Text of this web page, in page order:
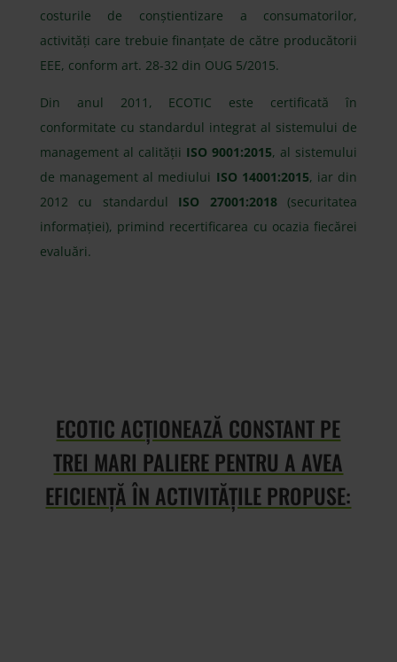
costurile de conștientizare a consumatorilor,
activități care trebuie finanțate de către producătorii
EEE, conform art. 28-32 din OUG 5/2015.
Din anul 2011, ECOTIC este certificată în
conformitate cu standardul integrat al sistemului de
management al calității ISO 9001:2015, al sistemului
de management al mediului ISO 14001:2015, iar din
2012 cu standardul ISO 27001:2018(securitatea
informației), primind recertificarea cu ocazia fiecărei
evaluări.
ECOTIC ACȚIONEAZĂ CONSTANT PE
TREI MARI PALIERE PENTRU A AVEA
EFICIENȚĂ ÎN ACTIVITĂȚILE PROPUSE: